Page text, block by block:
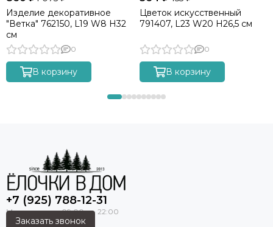
Изделие декоративное
"Ветка" 762150, L19 W8 H32
см
0
В корзину
Цветок искусственный
791407, L23 W20 H26,5 см
0
В корзину
+7 (925) 788-12-31
Заказать звонок